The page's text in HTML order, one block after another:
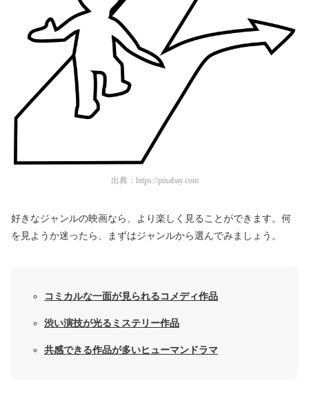
出典： https://pixabay.com
好きなジャンルの映画なら、より楽しく見ることができます。何
を見ようか迷ったら、まずはジャンルから選んでみましょう。
コミカルな一面が見られるコメディ作品
渋い演技が光るミステリー作品
共感できる作品が多いヒューマンドラマ